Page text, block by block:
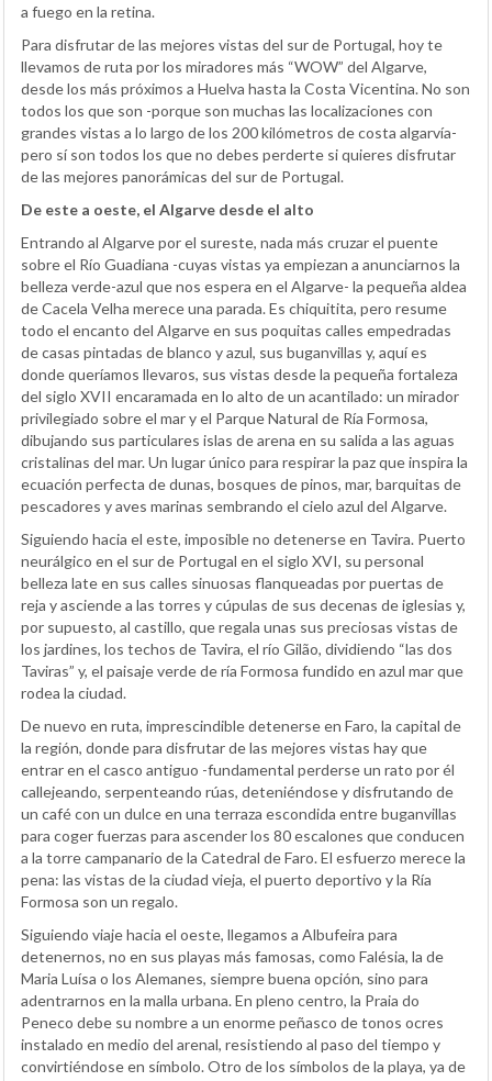
a fuego en la retina.
Para disfrutar de las mejores vistas del sur de Portugal, hoy te
llevamos de ruta por los miradores más “WOW” del Algarve,
desde los más próximos a Huelva hasta la Costa Vicentina. No son
todos los que son -porque son muchas las localizaciones con
grandes vistas a lo largo de los 200 kilómetros de costa algarvía-
pero sí son todos los que no debes perderte si quieres disfrutar
de las mejores panorámicas del sur de Portugal.
De este a oeste, el Algarve desde el alto
Entrando al Algarve por el sureste, nada más cruzar el puente
sobre el Río Guadiana -cuyas vistas ya empiezan a anunciarnos la
belleza verde-azul que nos espera en el Algarve- la pequeña aldea
de Cacela Velha merece una parada. Es chiquitita, pero resume
todo el encanto del Algarve en sus poquitas calles empedradas
de casas pintadas de blanco y azul, sus buganvillas y, aquí es
donde queríamos llevaros, sus vistas desde la pequeña fortaleza
del siglo XVII encaramada en lo alto de un acantilado: un mirador
privilegiado sobre el mar y el Parque Natural de Ría Formosa,
dibujando sus particulares islas de arena en su salida a las aguas
cristalinas del mar. Un lugar único para respirar la paz que inspira la
ecuación perfecta de dunas, bosques de pinos, mar, barquitas de
pescadores y aves marinas sembrando el cielo azul del Algarve.
Siguiendo hacia el este, imposible no detenerse en Tavira. Puerto
neurálgico en el sur de Portugal en el siglo XVI, su personal
belleza late en sus calles sinuosas flanqueadas por puertas de
reja y asciende a las torres y cúpulas de sus decenas de iglesias y,
por supuesto, al castillo, que regala unas sus preciosas vistas de
los jardines, los techos de Tavira, el río Gilão, dividiendo “las dos
Taviras” y, el paisaje verde de ría Formosa fundido en azul mar que
rodea la ciudad.
De nuevo en ruta, imprescindible detenerse en Faro, la capital de
la región, donde para disfrutar de las mejores vistas hay que
entrar en el casco antiguo -fundamental perderse un rato por él
callejeando, serpenteando rúas, deteniéndose y disfrutando de
un café con un dulce en una terraza escondida entre buganvillas
para coger fuerzas para ascender los 80 escalones que conducen
a la torre campanario de la Catedral de Faro. El esfuerzo merece la
pena: las vistas de la ciudad vieja, el puerto deportivo y la Ría
Formosa son un regalo.
Siguiendo viaje hacia el oeste, llegamos a Albufeira para
detenernos, no en sus playas más famosas, como Falésia, la de
Maria Luísa o los Alemanes, siempre buena opción, sino para
adentrarnos en la malla urbana. En pleno centro, la Praia do
Peneco debe su nombre a un enorme peñasco de tonos ocres
instalado en medio del arenal, resistiendo al paso del tiempo y
convirtiéndose en símbolo. Otro de los símbolos de la playa, ya de